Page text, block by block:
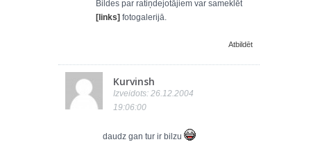
Bildes par ratiņdejotājiem var sameklēt
[links] fotogalerijā.
Atbildēt
Kurvinsh
Izveidots: 26.12.2004
19:06:00
daudz gan tur ir bilzu